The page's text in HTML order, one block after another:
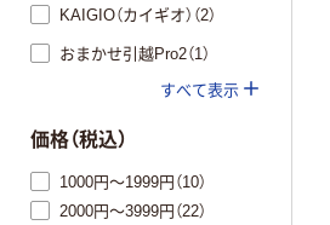
KAIGIO（カイギオ）（2）
おまかせ引越Pro2（1）
すべて表示
価格（税込）
1000円～1999円（10）
2000円～3999円（22）